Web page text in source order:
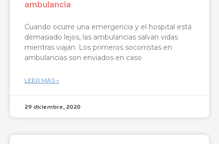
ambulancia
Cuando ocurre una emergencia y el hospital está
demasiado lejos, las ambulancias salvan vidas
mientras viajan. Los primeros socorristas en
ambulancias son enviados en caso
LEER MÁS »
29 diciembre, 2020